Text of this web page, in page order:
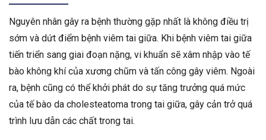
Nguyên nhân gây ra bệnh thường gặp nhất là không điều trị
sớm và dứt điểm bệnh viêm tai giữa. Khi bệnh viêm tai giữa
tiến triển sang giai đoạn nặng, vi khuẩn sẽ xâm nhập vào tế
bào không khí của xương chũm và tấn công gây viêm. Ngoài
ra, bệnh cũng có thể khởi phát do sự tăng trưởng quá mức
của tế bào da cholesteatoma trong tai giữa, gây cản trở quá
trình lưu dẫn các chất trong tai.